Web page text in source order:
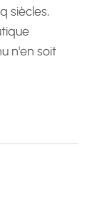
siècles,
n'en soit